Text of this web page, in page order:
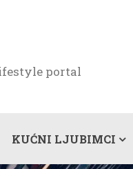
portal
KUĆNI LJUBIMCI